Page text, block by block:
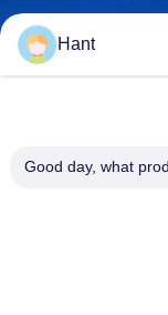
Hant
Good day, what